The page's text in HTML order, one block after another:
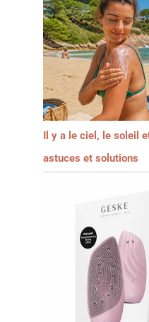
Il y a le ciel, le soleil
astuces et solutions